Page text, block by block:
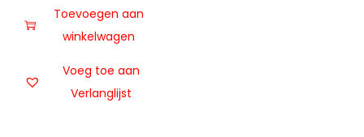
Toevoegen aan
winkelwagen
Voeg toe aan
Verlanglijst